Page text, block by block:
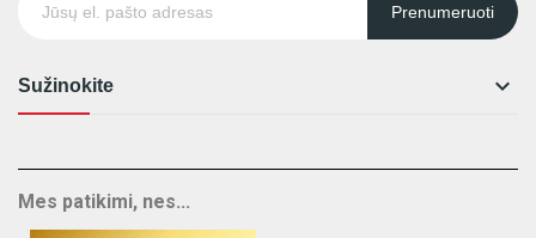
Prenumeruoti
Sužinokite 
Mes patikimi, nes...